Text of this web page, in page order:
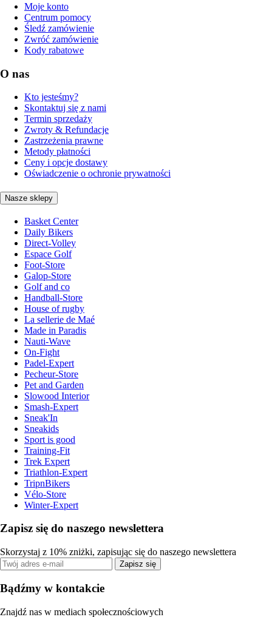
Moje konto
Centrum pomocy
Śledź zamówienie
Zwróć zamówienie
Kody rabatowe
O nas
Kto jesteśmy?
Skontaktuj się z nami
Termin sprzedaży
Zwroty & Refundacje
Zastrzeżenia prawne
Metody płatności
Ceny i opcje dostawy
Oświadczenie o ochronie prywatności
Nasze sklepy
Basket Center
Daily Bikers
Direct-Volley
Espace Golf
Foot-Store
Galop-Store
Golf and co
Handball-Store
House of rugby
La sellerie de Maé
Made in Paradis
Nauti-Wave
On-Fight
Padel-Expert
Pecheur-Store
Pet and Garden
Slowood Interior
Smash-Expert
Sneak'In
Sneakids
Sport is good
Training-Fit
Trek Expert
Triathlon-Expert
TripnBikers
Vélo-Store
Winter-Expert
Zapisz się do naszego newslettera
Skorzystaj z 10% zniżki, zapisując się do naszego newslettera
Zapisz się
Bądźmy w kontakcie
Znajdź nas w mediach społecznościowych